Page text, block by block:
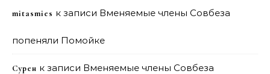
mitasmies к записи Вменяемые члены Совбеза
попеняли Помойке
Сурен к записи Вменяемые члены Совбеза